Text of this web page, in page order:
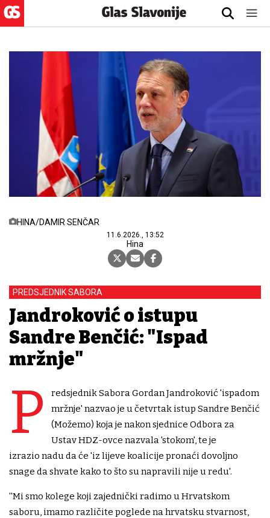
HINA/DAMIR SENČAR
11.6.2026., 13:52
Hina
PREDSJEDNIK SABORA
Jandroković o istupu
Sandre Benčić: "Ispad
mržnje"
P
redsjednik Sabora Gordan Jandroković 'ispadom
mržnje' nazvao je u četvrtak istup Sandre Benčić
(Možemo) koja je nakon sjednice Odbora za
Ustav HDZ-ovce nazvala 'stokom', te je
izrazio nadu da će 'iz lijeve koalicije pronaći dovoljno
snage da shvate kako to što su napravili nije u redu'.
''Mi smo kolege koji zajednički radimo u Hrvatskom
saboru, imamo različite poglede na hrvatsku stvarnost,